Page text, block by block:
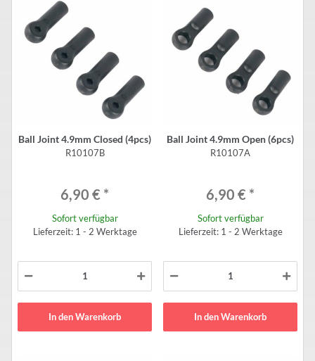
Ball Joint 4.9mm Closed (4pcs)
R10107B
6,90 € *
Sofort verfügbar
Lieferzeit: 1 - 2 Werktage
In den Warenkorb
Ball Joint 4.9mm Open (6pcs)
R10107A
6,90 € *
Sofort verfügbar
Lieferzeit: 1 - 2 Werktage
In den Warenkorb